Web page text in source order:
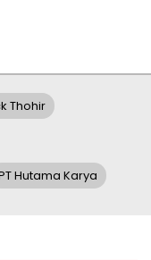
Thohir
Hutama Karya